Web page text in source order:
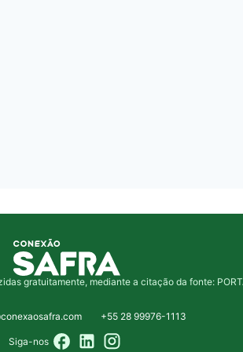
gratuitamente, mediante a citação da fonte:
+55 28 99976-1113
Siga-nos